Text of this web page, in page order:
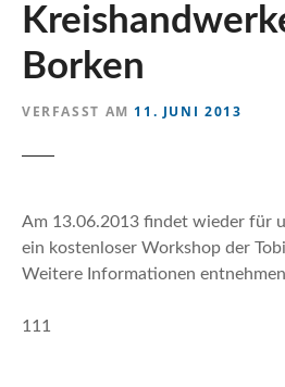
Borken
VERFASST AM 11. JUNI 2013
Am 13.06.2013 findet wieder für
ein kostenloser Workshop der
Weitere Informationen
111